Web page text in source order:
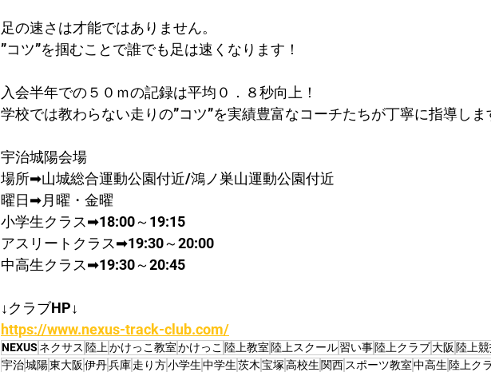
足の速さは才能ではありません。
”コツ”を掴むことで誰でも足は速くなります！
入会半年での５０ｍの記録は平均０．８秒向上！​
学校では教わらない走りの”コツ”を実績豊富なコーチたちが丁寧に指導しま
宇治城陽会場
場所➡山城総合運動公園付近/鴻ノ巣山運動公園付近
曜日➡月曜・金曜
​小学生クラス➡18:00～19:15
アスリートクラス➡19:30～20:00
中高生クラス➡19:30～20:45
↓クラブHP↓
https://www.nexus-track-club.com/
NEXUS ネクサス 陸上かけっこ教室かけっこ 陸上教室 陸上スクール習い事陸上クラブ大阪 陸上
宇治城陽東大阪 伊丹兵庫走り方小学生中学生茨木宝塚高校生 関西 スポーツ教室中高生 陸上ク